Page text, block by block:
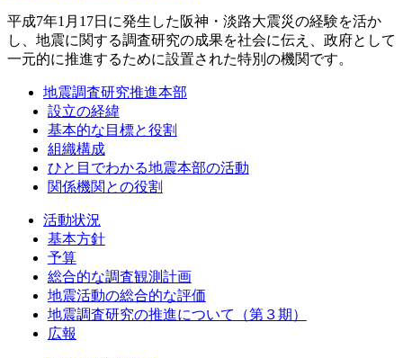
平成7年1月17日に発生した阪神・淡路大震災の経験を活か
し、地震に関する調査研究の成果を社会に伝え、政府として
一元的に推進するために設置された特別の機関です。
地震調査研究推進本部
設立の経緯
基本的な目標と役割
組織構成
ひと目でわかる地震本部の活動
関係機関との役割
活動状況
基本方針
予算
総合的な調査観測計画
地震活動の総合的な評価
地震調査研究の推進について（第３期）
広報